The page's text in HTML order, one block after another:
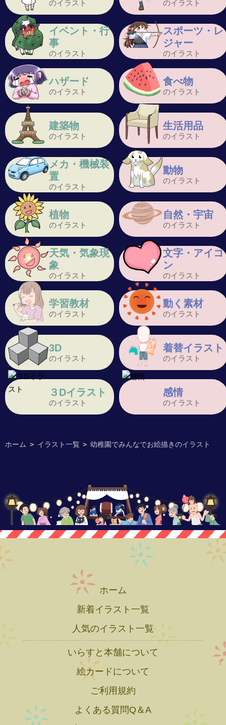
ホーム > イラスト一覧 > 幼稚園でみんなでお絵描きのイラスト
のイラスト のイラスト
イベント・行
事
のイラスト
スポーツ・レ
ジャー
のイラスト
ハザード
のイラスト
食べ物
のイラスト
建築物
のイラスト
生活用品
のイラスト
メカ・機械装
置
のイラスト
動物
のイラスト
植物
のイラスト
自然・宇宙
のイラスト
天気・気象現
象
のイラスト
文字・アイコ
ン
のイラスト
学習教材
のイラスト
動く素材
のイラスト
3D
のイラスト
着替イラスト
のイラスト
３Dイラスト
のイラスト
感情
のイラスト
ホーム
新着イラスト一覧
人気のイラスト一覧
いらすと本舗について
絵カードについて
ご利用規約
よくある質問Q＆A